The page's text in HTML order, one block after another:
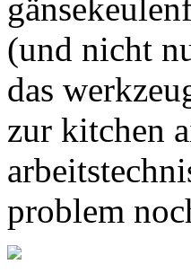
(und nicht
das
zur kitchen
problem